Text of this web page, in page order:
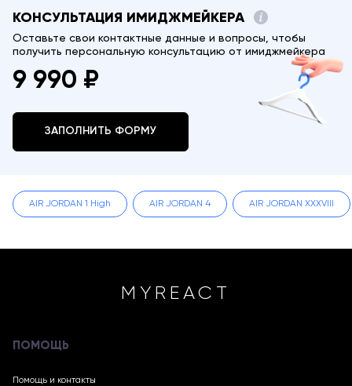
КОНСУЛЬТАЦИЯ ИМИДЖМЕЙКЕРА
Оставьте свои контактные данные и вопросы, чтобы
получить персональную консультацию от имиджмейкера
9 990 ₽
ЗАПОЛНИТЬ ФОРМУ
AIR JORDAN 1 High AIR JORDAN 4 AIR JORDAN XXXVIII
MYREACT
ПОМОЩЬ
Помощь и контакты